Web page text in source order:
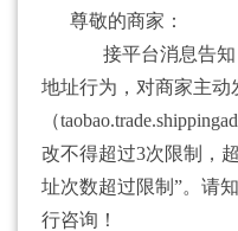
尊敬的商家：
接平台消息告知
地址行为，对商家主动
（
改不得超过3次限制，
址次数超过限制”。请
行咨询！